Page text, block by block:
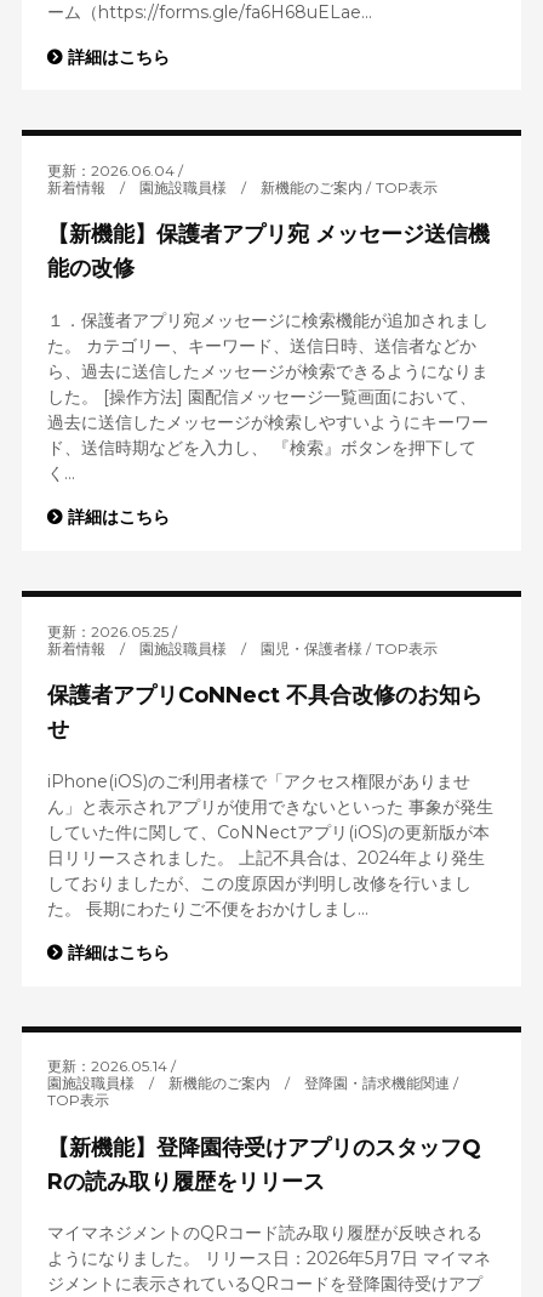
ーム（https://forms.gle/fa6H68uELae...
詳細はこちら
更新：2026.06.04
新着情報 / 園施設職員様 / 新機能のご案内 TOP表示
【新機能】保護者アプリ宛 メッセージ送信機
能の改修
１．保護者アプリ宛メッセージに検索機能が追加されまし
た。 カテゴリー、キーワード、送信日時、送信者などか
ら、過去に送信したメッセージが検索できるようになりま
した。 [操作方法] 園配信メッセージ一覧画面において、
過去に送信したメッセージが検索しやすいようにキーワー
ド、送信時期などを入力し、 『検索』ボタンを押下して
く...
詳細はこちら
更新：2026.05.25
新着情報 / 園施設職員様 / 園児・保護者様 TOP表示
保護者アプリCoNNect 不具合改修のお知ら
せ
iPhone(iOS)のご利用者様で「アクセス権限がありませ
ん」と表示されアプリが使用できないといった 事象が発生
していた件に関して、CoNNectアプリ(iOS)の更新版が本
日リリースされました。 上記不具合は、2024年より発生
しておりましたが、この度原因が判明し改修を行いまし
た。 長期にわたりご不便をおかけしまし...
詳細はこちら
更新：2026.05.14
園施設職員様 / 新機能のご案内 / 登降園・請求機能関連
TOP表示
【新機能】登降園待受けアプリのスタッフQ
Rの読み取り履歴をリリース
マイマネジメントのQRコード読み取り履歴が反映される
ようになりました。 リリース日：2026年5月7日 マイマネ
ジメントに表示されているQRコードを登降園待受けアプ